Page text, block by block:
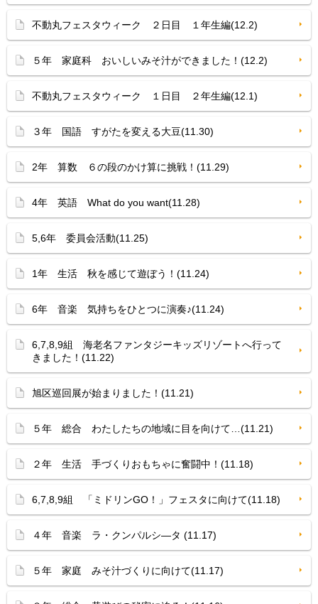
不動丸フェスタウィーク ２日目 １年生編(12.2)
５年 家庭科 おいしいみそ汁ができました！(12.2)
不動丸フェスタウィーク １日目 ２年生編(12.1)
３年 国語 すがたを変える大豆(11.30)
2年 算数 ６の段のかけ算に挑戦！(11.29)
4年 英語 What do you want(11.28)
5,6年 委員会活動(11.25)
1年 生活 秋を感じて遊ぼう！(11.24)
6年 音楽 気持ちをひとつに演奏♪(11.24)
6,7,8,9組 海老名ファンタジーキッズリゾートへ行って
きました！(11.22)
旭区巡回展が始まりました！(11.21)
５年 総合 わたしたちの地域に目を向けて…(11.21)
２年 生活 手づくりおもちゃに奮闘中！(11.18)
6,7,8,9組 「ミドリンGO！」フェスタに向けて(11.18)
４年 音楽 ラ・クンパルシ—タ (11.17)
５年 家庭 みそ汁づくりに向けて(11.17)